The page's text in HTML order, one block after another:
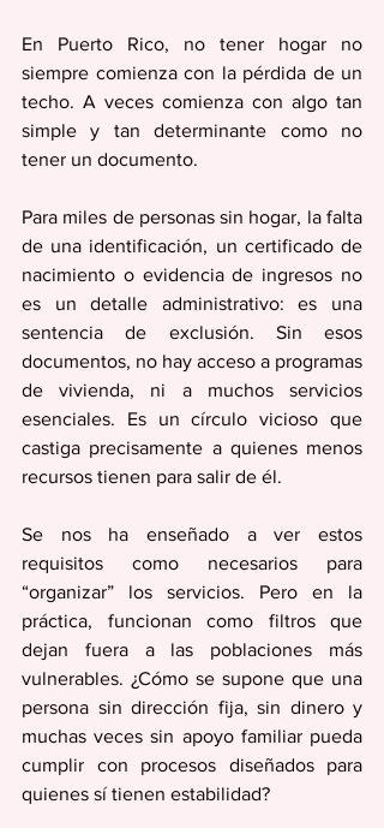
En Puerto Rico, no tener hogar no
siempre comienza con la pérdida de un
techo. A veces comienza con algo tan
simple y tan determinante como no
tener un documento.
Para miles de personas sin hogar, la falta
de una identificación, un certificado de
nacimiento o evidencia de ingresos no
es un detalle administrativo: es una
sentencia de exclusión. Sin esos
documentos, no hay acceso a programas
de vivienda, ni a muchos servicios
esenciales. Es un círculo vicioso que
castiga precisamente a quienes menos
recursos tienen para salir de él.
Se nos ha enseñado a ver estos
requisitos como necesarios para
“organizar” los servicios. Pero en la
práctica, funcionan como filtros que
dejan fuera a las poblaciones más
vulnerables. ¿Cómo se supone que una
persona sin dirección fija, sin dinero y
muchas veces sin apoyo familiar pueda
cumplir con procesos diseñados para
quienes sí tienen estabilidad?